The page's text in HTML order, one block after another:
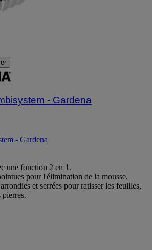
- Gardena
- Gardena
une fonction 2 en 1.
pour l'élimination de la mousse.
et serrées pour ratisser les feuilles,
pierres.